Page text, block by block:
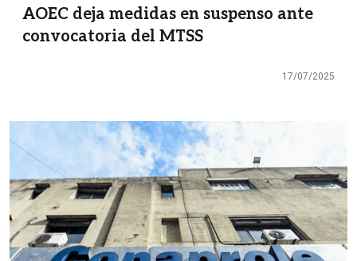
AOEC deja medidas en suspenso ante
convocatoria del MTSS
17/07/2025